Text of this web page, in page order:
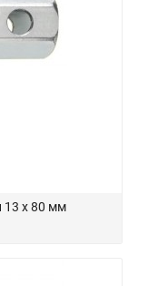
13 х 80 мм